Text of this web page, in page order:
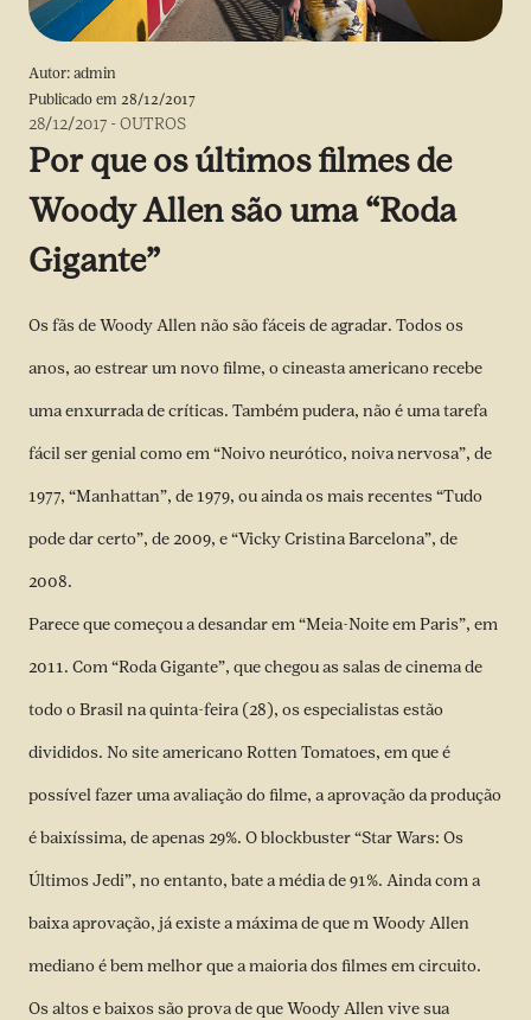
Autor: admin
Publicado em 28/12/2017
28/12/2017 -OUTROS
Por que os últimos filmes de
Woody Allen são uma “Roda
Gigante”
Os fãs de Woody Allen não são fáceis de agradar. Todos os
anos, ao estrear um novo filme, o cineasta americano recebe
uma enxurrada de críticas. Também pudera, não é uma tarefa
fácil ser genial como em “Noivo neurótico, noiva nervosa”, de
1977, “Manhattan”, de 1979, ou ainda os mais recentes “Tudo
pode dar certo”, de 2009, e “Vicky Cristina Barcelona”, de
2008.
Parece que começou a desandar em “Meia-Noite em Paris”, em
2011. Com “Roda Gigante”, que chegou as salas de cinema de
todo o Brasil na quinta-feira (28), os especialistas estão
divididos. No site americano Rotten Tomatoes, em que é
possível fazer uma avaliação do filme, a aprovação da produção
é baixíssima, de apenas 29%. O blockbuster “Star Wars: Os
Últimos Jedi”, no entanto, bate a média de 91%. Ainda com a
baixa aprovação, já existe a máxima de que m Woody Allen
mediano é bem melhor que a maioria dos filmes em circuito.
Os altos e baixos são prova de que Woody Allen vive sua